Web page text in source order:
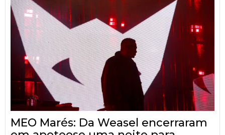
MEO Marés: Da Weasel encerraram